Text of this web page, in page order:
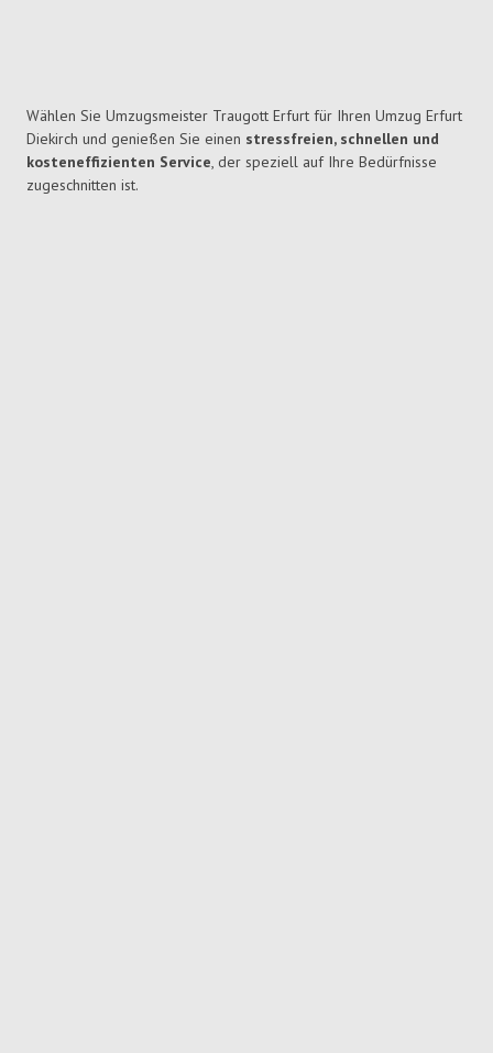
Wählen Sie Umzugsmeister Traugott Erfurt für Ihren Umzug Erfurt
Diekirch und genießen Sie einen stressfreien, schnellen und
kosteneffizienten Service, der speziell auf Ihre Bedürfnisse
zugeschnitten ist.